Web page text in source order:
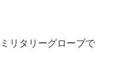
リタリーグローブで